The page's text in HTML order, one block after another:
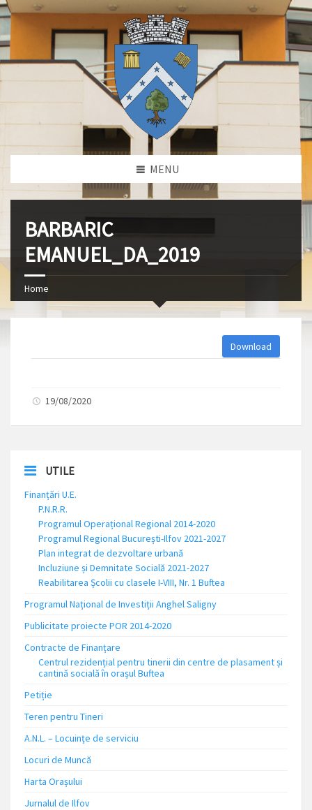
MENU
BARBARIC
EMANUEL_DA_2019
Home
Download
19/08/2020
UTILE
Finanțări U.E.
P.N.R.R.
Programul Operațional Regional 2014-2020
Programul Regional București-Ilfov 2021-2027
Plan integrat de dezvoltare urbană
Incluziune și Demnitate Socială 2021-2027
Reabilitarea Școlii cu clasele I-VIII, Nr. 1 Buftea
Programul Național de Investiții Anghel Saligny
Publicitate proiecte POR 2014-2020
Contracte de Finanțare
Centrul rezidențial pentru tinerii din centre de plasament și
cantină socială în orașul Buftea
Petiție
Teren pentru Tineri
A.N.L. – Locuinţe de serviciu
Locuri de Muncă
Harta Orașului
Jurnalul de Ilfov